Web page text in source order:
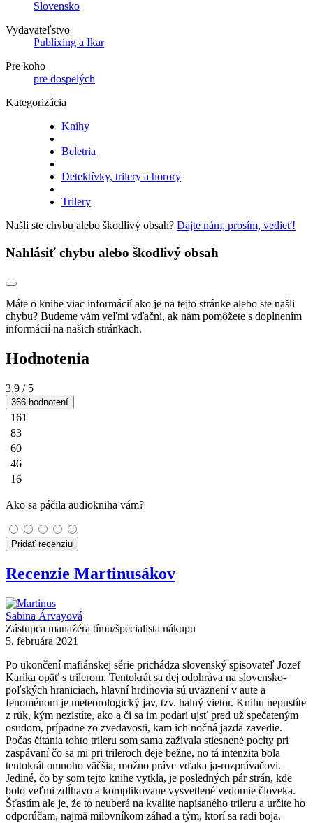
Slovensko
Vydavateľstvo
Publixing a Ikar
Pre koho
pre dospelých
Kategorizácia
Knihy
Beletria
Detektívky, trilery a horory
Trilery
Našli ste chybu alebo škodlivý obsah? Dajte nám, prosím, vedieť!
Nahlásiť chybu alebo škodlivý obsah
Máte o knihe viac informácií ako je na tejto stránke alebo ste našli
chybu? Budeme vám veľmi vďační, ak nám pomôžete s doplnením
informácií na našich stránkach.
Hodnotenia
3,9 / 5
366 hodnotení
161
83
60
46
16
Ako sa páčila audiokniha vám?
Pridať recenziu
Recenzie Martinusákov
Sabina Árvayová
Zástupca manažéra tímu/špecialista nákupu
5. februára 2021
Po ukončení mafiánskej série prichádza slovenský spisovateľ Jozef
Karika opäť s trilerom. Tentokrát sa dej odohráva na slovensko-
poľských hraniciach, hlavní hrdinovia sú uväznení v aute a
fenoménom je meteorologický jav, tzv. halný vietor. Knihu nepustíte
z rúk, kým nezistíte, ako a či sa im podarí ujsť pred už spečateným
osudom, prípadne zo zvedavosti, kam ich nočná jazda zavedie.
Počas čítania tohto trileru som sama zažívala stiesnené pocity pri
zaspávaní čo sa mi pri trileroch deje bežne, no tá intenzita bola
tentokrát omnoho väčšia, možno práve vďaka ja-rozprávačovi.
Jediné, čo by som tejto knihe vytkla, je posledných pár strán, kde
bolo veľmi zdĺhavo a komplikovane vysvetlené vedomie človeka.
Šťastím ale je, že to neuberá na kvalite napísaného trileru a určite ho
odporúčam, najmä milovníkom záhad a tým, ktorí sa radi boja.